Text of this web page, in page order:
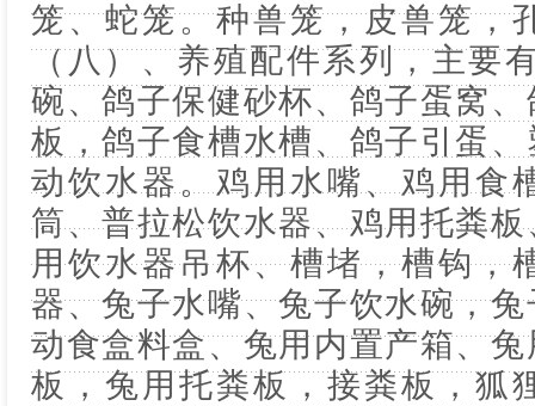
笼、蛇笼。种兽笼，皮兽笼，
（八）、养殖配件系列，主要
碗、鸽子保健砂杯、鸽子蛋窝
板，鸽子食槽水槽、鸽子引蛋
动饮水器。鸡用水嘴、鸡用食
筒、普拉松饮水器、鸡用托粪
用饮水器吊杯、槽堵，槽钩，
器、兔子水嘴、兔子饮水碗，
动食盒料盒、兔用内置产箱、
板，兔用托粪板，接粪板，狐